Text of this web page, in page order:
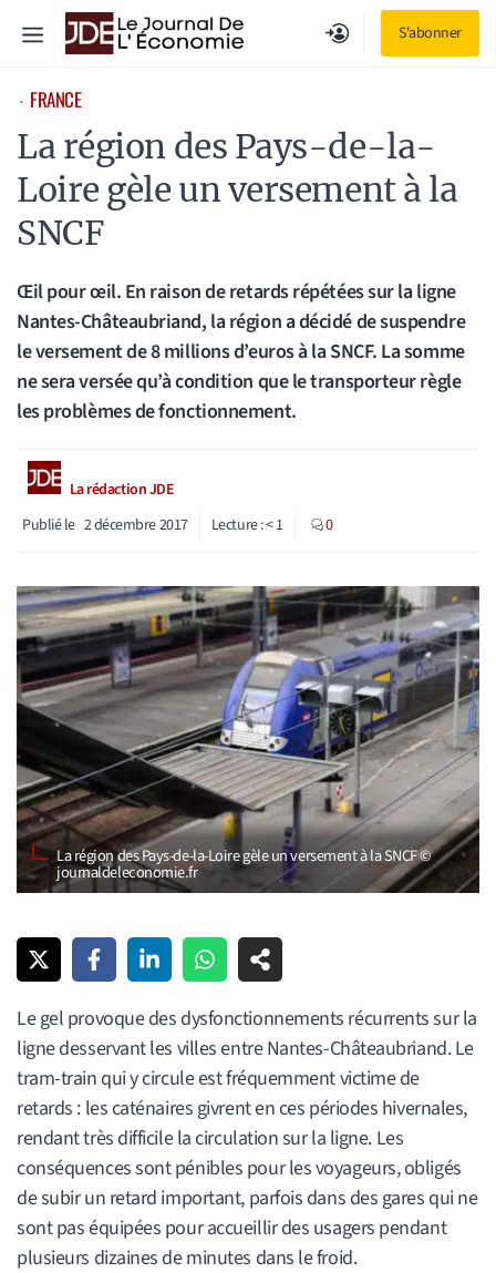
S'abonner
Menu
⋅ FRANCE
La région des Pays-de-la-
Loire gèle un versement à la
SNCF
Œil pour œil. En raison de retards répétées sur la ligne
Nantes-Châteaubriand, la région a décidé de suspendre
le versement de 8 millions d’euros à la SNCF. La somme
ne sera versée qu’à condition que le transporteur règle
les problèmes de fonctionnement.
La rédaction JDE
Publié le 2 décembre 2017 Lecture :< 1 0
La région des Pays-de-la-Loire gèle un versement à la SNCF ©
journaldeleconomie.fr
Le gel provoque des dysfonctionnements récurrents sur la
ligne desservant les villes entre Nantes-Châteaubriand. Le
tram-train qui y circule est fréquemment victime de
retards : les caténaires givrent en ces périodes hivernales,
rendant très difficile la circulation sur la ligne. Les
conséquences sont pénibles pour les voyageurs, obligés
de subir un retard important, parfois dans des gares qui ne
sont pas équipées pour accueillir des usagers pendant
plusieurs dizaines de minutes dans le froid.